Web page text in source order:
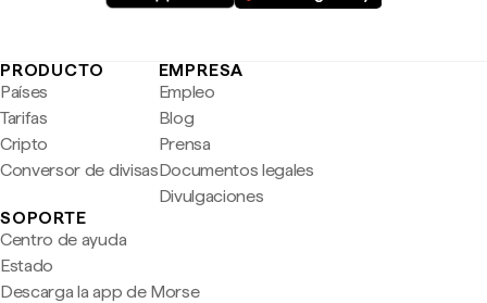
PRODUCTO
Países
Tarifas
Cripto
Conversor de divisas
EMPRESA
Empleo
Blog
Prensa
Documentos legales
Divulgaciones
SOPORTE
Centro de ayuda
Estado
Descarga la app de Morse